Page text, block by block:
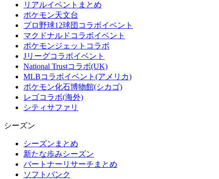
リアルイベントまとめ
ポケモン天文台
プロ野球12球団コラボイベント
マクドナルドコラボイベント
ポケモンジェットコラボ
Jリーグコラボイベント
National Trustコラボ(UK)
MLBコラボイベント(アメリカ)
ポケモン化石博物館(シカゴ)
レゴコラボ(海外)
シティサファリ
シーズン
シーズンまとめ
新たな歩みシーズン
パートナーリサーチまとめ
ソフトバンク